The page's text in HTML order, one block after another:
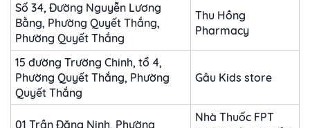
Số 34, Đường Nguyễn Lương
Bằng, Phường Quyết Thắng,
Phường Quyết Thắng
Thu Hồng
Pharmacy
15 đường Trường Chinh, tổ 4,
Phường Quyết Thắng, Phường
Quyết Thắng
Gâu Kids store
01 Trần Đăng Ninh, Phường
Nhà Thuốc FPT